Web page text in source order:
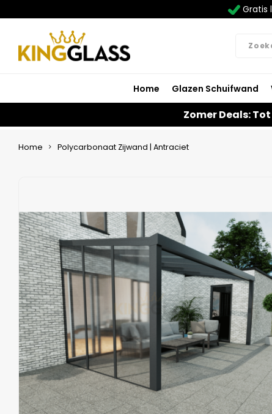
Gratis
Home Glazen Schuifwand
Zomer Deals: Tot
Home Polycarbonaat Zijwand | Antraciet